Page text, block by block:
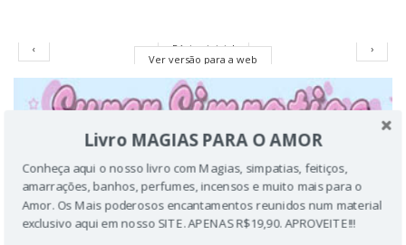
‹ ›
Página inicial
Ver versão para a web
Livro MAGIAS PARA O AMOR
Conheça aqui o nosso livro com Magias, simpatias, feitiços,
amarrações, banhos, perfumes, incensos e muito mais para o
Amor. Os Mais poderosos encantamentos reunidos num material
exclusivo aqui em nosso SITE. APENAS R$19,90. APROVEITE!!!